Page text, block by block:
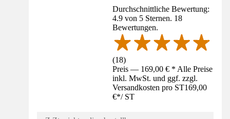
Durchschnittliche Bewertung:
4.9 von 5 Sternen. 18
Bewertungen.
(18)
Preis — 169,00 € * Alle Preise
inkl. MwSt. und ggf. zzgl.
Versandkosten pro ST169,00
€*/ ST